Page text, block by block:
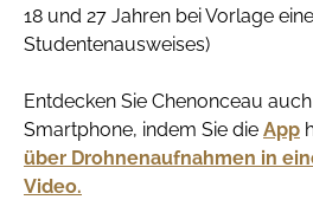
18 und 27 Jahren bei Vorlage
Studentenausweises)
Entdecken Sie Chenonceau
Smartphone, indem Sie die App
über Drohnenaufnahmen in
Video.